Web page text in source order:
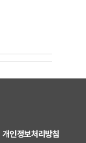
개인정보처리방침